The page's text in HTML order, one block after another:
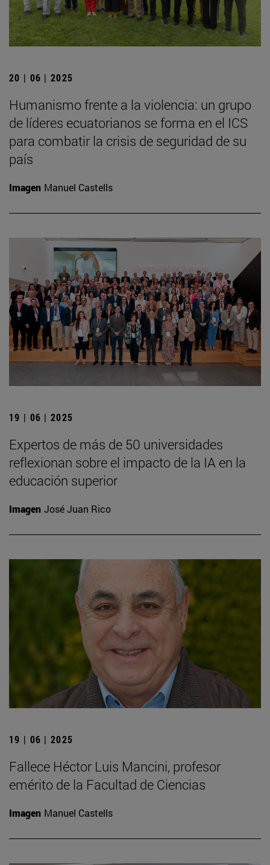
20 | 06 | 2025
Humanismo frente a la violencia: un grupo
de líderes ecuatorianos se forma en el ICS
para combatir la crisis de seguridad de su
país
Imagen Manuel Castells
19 | 06 | 2025
Expertos de más de 50 universidades
reflexionan sobre el impacto de la IA en la
educación superior
Imagen José Juan Rico
19 | 06 | 2025
Fallece Héctor Luis Mancini, profesor
emérito de la Facultad de Ciencias
Imagen Manuel Castells